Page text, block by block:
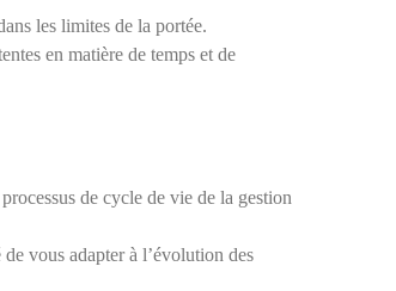
les limites de la portée.
en matière de temps et de
de cycle de vie de la gestion
vous adapter à l’évolution des